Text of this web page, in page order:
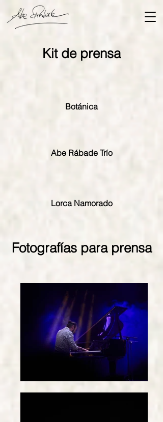
Kit de prensa
Botánica
Abe Rábade Trío
Lorca Namorado
Fotografías para prensa